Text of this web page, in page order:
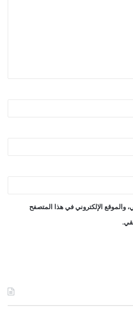
والموقع الإلكتروني في هذا المتصفح